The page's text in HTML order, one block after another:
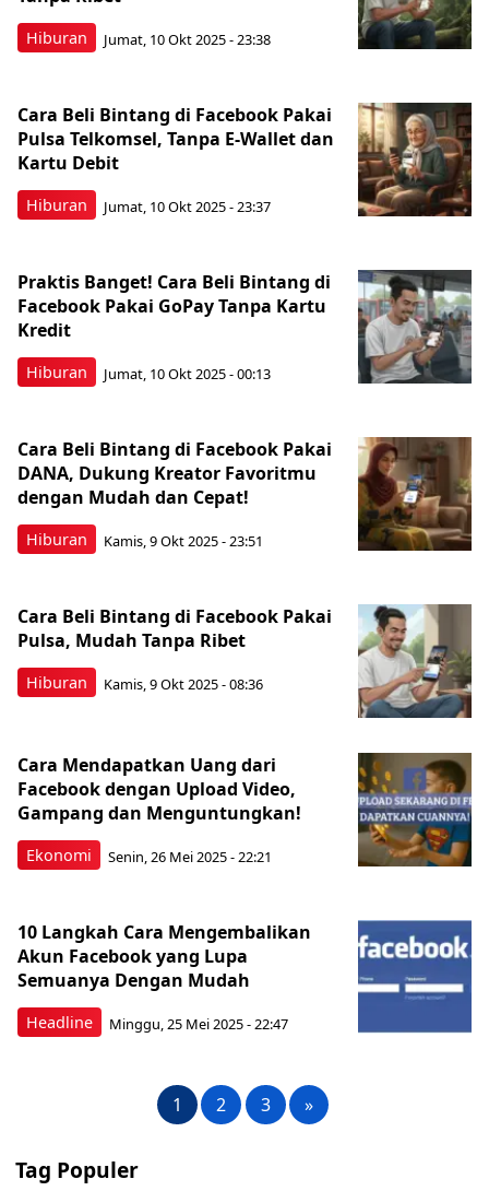
Hiburan Jumat, 10 Okt 2025 - 23:38
Hiburan
Cara Beli Bintang di Facebook Pakai
Pulsa Telkomsel, Tanpa E-Wallet dan
Kartu Debit
Jumat, 10 Okt 2025 - 23:37
Hiburan
Praktis Banget! Cara Beli Bintang di
Facebook Pakai GoPay Tanpa Kartu
Kredit
Jumat, 10 Okt 2025 - 00:13
Hiburan
Cara Beli Bintang di Facebook Pakai
DANA, Dukung Kreator Favoritmu
dengan Mudah dan Cepat!
Kamis, 9 Okt 2025 - 23:51
Hiburan
Cara Beli Bintang di Facebook Pakai
Pulsa, Mudah Tanpa Ribet
Kamis, 9 Okt 2025 - 08:36
Ekonomi
Cara Mendapatkan Uang dari
Facebook dengan Upload Video,
Gampang dan Menguntungkan!
Senin, 26 Mei 2025 - 22:21
Headline
10 Langkah Cara Mengembalikan
Akun Facebook yang Lupa
Semuanya Dengan Mudah
Minggu, 25 Mei 2025 - 22:47
1 2 3 »
Tag Populer